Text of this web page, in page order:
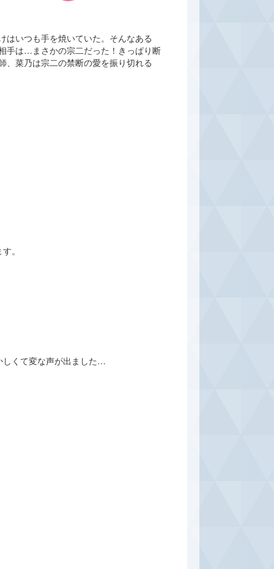
はいつも手を焼いていた。そんなある
手は…まさかの宗二だった！きっぱり断
菜乃は宗二の禁断の愛を振り切れる
。
しくて変な声が出ました…